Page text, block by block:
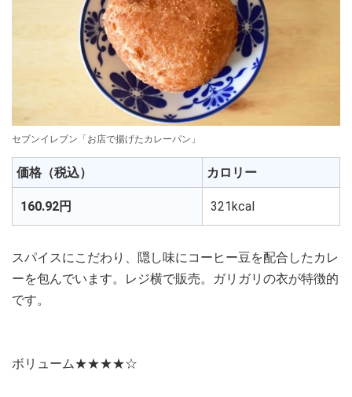
セブンイレブン「お店で揚げたカレーパン」
価格（税込） カロリー
160.92円 321kcal
スパイスにこだわり、隠し味にコーヒー豆を配合したカレ
ーを包んでいます。レジ横で販売。ガリガリの衣が特徴的
です。
ボリューム★★★★☆